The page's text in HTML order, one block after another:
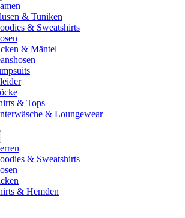
& Tuniken
& Sweatshirts
& Mäntel
& Tops
& Loungewear
& Sweatshirts
& Hemden